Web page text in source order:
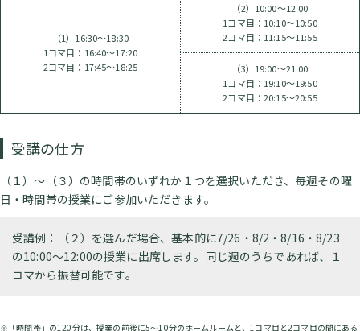
（1）16:30～18:30
1コマ目：16:40～17:20
2コマ目：17:45～18:25
（2）10:00～12:00
1コマ目：10:10～10:50
2コマ目：11:15～11:55
（3）19:00～21:00
1コマ目：19:10～19:50
2コマ目：20:15～20:55
受講の仕方
（１）～（３）の時間帯のいずれか１つを選択いただき、毎週その曜
日・時間帯の授業にご参加いただきます。
受講例：（２）を選んだ場合、基本的に7/26・8/2・8/16・8/23
の10:00～12:00の授業に出席します。同じ週のうちであれば、１
コマから振替可能です。
※「時間帯」の120分は、授業の前後に5～10分のホームルームと、1コマ目と2コマ目の間にある